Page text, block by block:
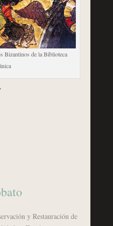
Bizantinos de la Biblioteca
y Restauración de